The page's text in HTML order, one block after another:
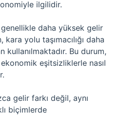
ilgilidir.
genellikle daha yüksek gelir
yolu taşımacılığı daha
kullanılmaktadır. Bu durum,
eşitsizliklerle nasıl
gelir farkı değil, aynı
biçimlerde